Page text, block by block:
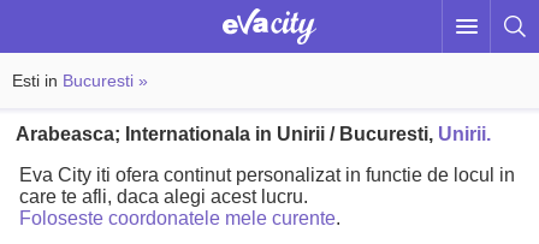
Esti in Bucuresti »
Arabeasca; Internationala in Unirii / Bucuresti, Unirii.
Eva City iti ofera continut personalizat in functie de locul in
care te afli, daca alegi acest lucru.
Foloseste coordonatele mele curente.